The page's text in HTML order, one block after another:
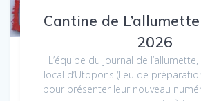
Cantine de
2026
L’équipe du journal de
local d’Utopons (lieu de
pour présenter leur nouveau